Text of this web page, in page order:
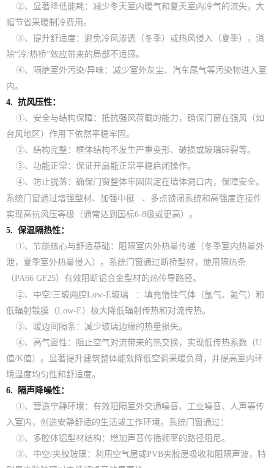
②、显著降低能耗：减少冬天室内暖气和夏天室内冷气的流失，大
幅节省采暖制冷费用。
③、提升舒适度：避免冷风渗透（冬季）或热风侵入（夏季），消
除“冷/热桥”效应带来的局部不适感。
④、隔绝室外污染/异味：减少室外灰尘、汽车尾气等污染物进入室
内。
4. 抗风压性：
①、安全与结构保障：抵抗强风荷载的能力，确保门窗在强风（如
台风地区）作用下依然平稳牢固。
②、结构完整：框体结构不发生严重变形、破损或玻璃碎裂等。
③、功能正常：保证开扇能正常平稳启闭操作。
④、防止脱落：确保门窗整体牢固固定在墙体洞口内，保障安全。
系统门窗通过增强型材、加强中梃
、多点锁闭系统和高强度连接件
实现高抗风压等级（通常达到国标6-8级或更高）。
5. 保温隔热性：
①、节能核心与舒适基础：阻隔室内外热量传递（冬季室内热量外
泄，夏季室外热量侵入）。系统门窗通过断桥型材，使用隔热条
（PA66 GF25）有效阻断铝合金型材的热传导路径。
②、中空/三玻两腔Low-E玻璃
：填充惰性气体（氩气、氪气）和
低辐射镀膜（Low-E）极大降低辐射传热和对流传热。
③、暖边间隔条：减少玻璃边缘的热量损失。
④、高气密性：阻止空气对流带来的热交换，实现低传热系数（U
值/K值）。显著提升建筑整体能效降低空调采暖负荷，并提高室内环
境温度均匀性和舒适度。
6. 隔声降噪性：
①、营造宁静环境：有效阻隔室外交通噪音、工业噪音、人声等传
入室内，创造安静舒适的生活或工作环境。系统门窗通过：
②、多腔体铝型材结构：增加声音传播频率的路径阻尼。
③、中空/夹胶玻璃：利用空气层或PVB夹胶层吸收和阻隔声波，特